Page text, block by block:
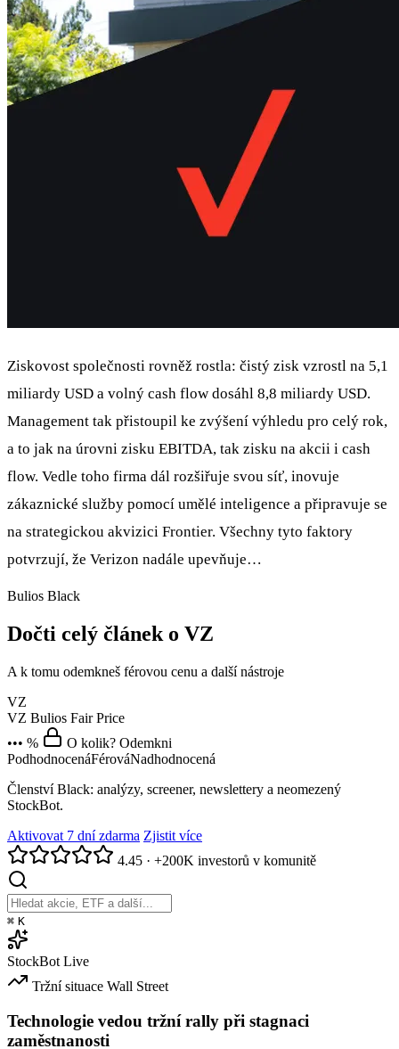
Ziskovost společnosti rovněž rostla: čistý zisk vzrostl na 5,1
miliardy USD a volný cash flow dosáhl 8,8 miliardy USD.
Management tak přistoupil ke zvýšení výhledu pro celý rok,
a to jak na úrovni zisku EBITDA, tak zisku na akcii i cash
flow. Vedle toho firma dál rozšiřuje svou síť, inovuje
zákaznické služby pomocí umělé inteligence a připravuje se
na strategickou akvizici Frontier. Všechny tyto faktory
potvrzují, že Verizon nadále upevňuje…
Bulios Black
Dočti celý článek o VZ
A k tomu odemkneš férovou cenu a další nástroje
VZ
VZ Bulios Fair Price
••• %
O kolik? Odemkni
PodhodnocenáFérováNadhodnocená
Členství Black: analýzy, screener, newslettery a neomezený
StockBot.
Aktivovat 7 dní zdarma Zjistit více
4.45 · +200K investorů v komunitě
⌘ K
StockBot Live
Tržní situace Wall Street
Technologie vedou tržní rally při stagnaci
zaměstnanosti